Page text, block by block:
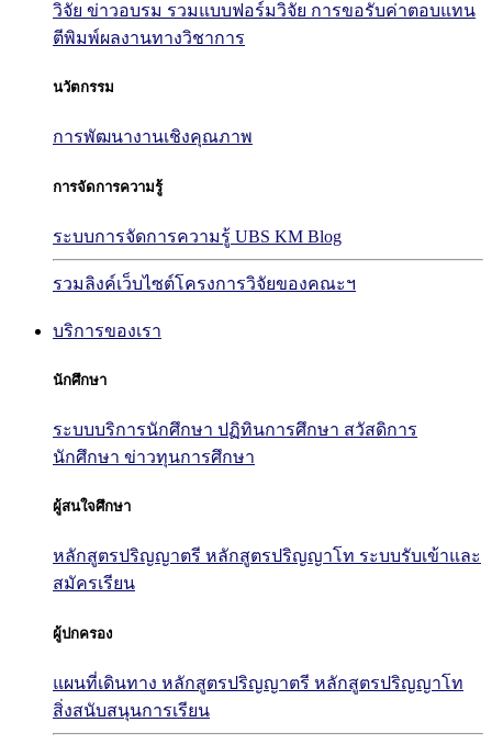
วิจัย ข่าวอบรม รวมแบบฟอร์มวิจัย การขอรับค่าตอบแทน
ตีพิมพ์ผลงานทางวิชาการ
นวัตกรรม
การพัฒนางานเชิงคุณภาพ
การจัดการความรู้
ระบบการจัดการความรู้ UBS KM Blog
รวมลิงค์เว็บไซต์โครงการวิจัยของคณะฯ
บริการของเรา
นักศึกษา
ระบบบริการนักศึกษา ปฏิทินการศึกษา สวัสดิการ
นักศึกษา ข่าวทุนการศึกษา
ผู้สนใจศึกษา
หลักสูตรปริญญาตรี หลักสูตรปริญญาโท ระบบรับเข้าและ
สมัครเรียน
ผู้ปกครอง
แผนที่เดินทาง หลักสูตรปริญญาตรี หลักสูตรปริญญาโท
สิ่งสนับสนุนการเรียน